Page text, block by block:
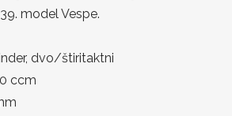
model Vespe.
dvo/štiritaktni
ccm